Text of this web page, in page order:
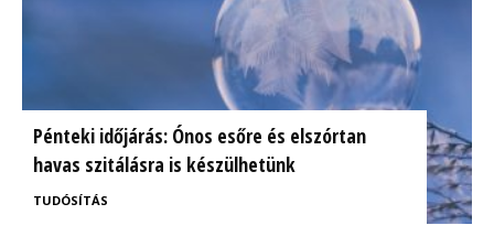
Pénteki időjárás: Ónos esőre és elszórtan
havas szitálásra is készülhetünk
TUDÓSÍTÁS